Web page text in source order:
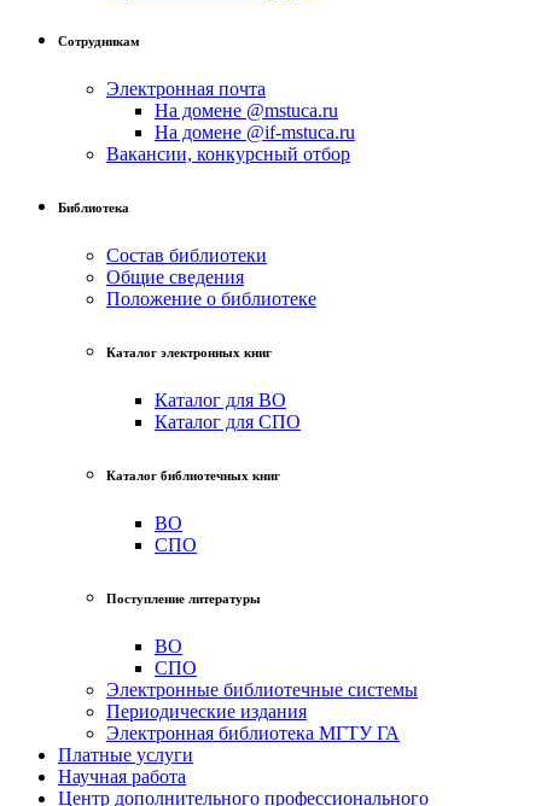
Сотрудникам
Электронная почта
На домене @mstuca.ru
На домене @if-mstuca.ru
Вакансии, конкурсный отбор
Библиотека
Состав библиотеки
Общие сведения
Положение о библиотеке
Каталог электронных книг
Каталог для ВО
Каталог для СПО
Каталог библиотечных книг
ВО
СПО
Поступление литературы
ВО
СПО
Электронные библиотечные системы
Периодические издания
Электронная библиотека МГТУ ГА
Платные услуги
Научная работа
Центр дополнительного профессионального